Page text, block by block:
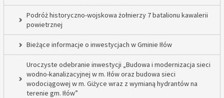
Podróż historyczno-wojskowa żołnierzy 7 batalionu kawalerii
powietrznej
Bieżące informacje o inwestycjach w Gminie Iłów
Uroczyste odebranie inwestycji „Budowa i modernizacja sieci
wodno-kanalizacyjnej w m. Iłów oraz budowa sieci
wodociągowej w m. Giżyce wraz z wymianą hydrantów na
terenie gm. Iłów”